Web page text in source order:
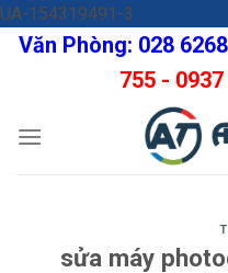
UA-154319491-3
to
content
Văn Phòng: 028
755 -
sửa máy